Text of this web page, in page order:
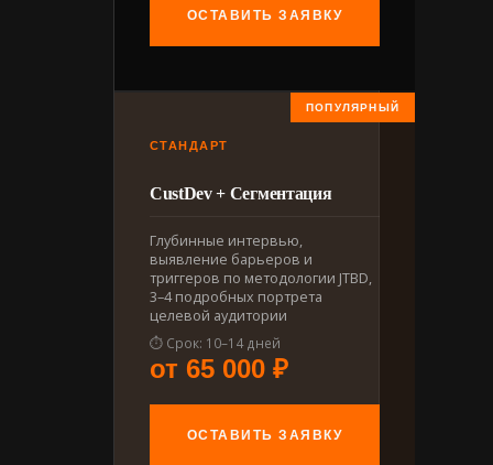
ОСТАВИТЬ ЗАЯВКУ
СТАНДАРТ
CustDev + Сегментация
Глубинные интервью,
выявление барьеров и
триггеров по методологии JTBD,
3–4 подробных портрета
целевой аудитории
⏱ Срок: 10–14 дней
от 65 000 ₽
ОСТАВИТЬ ЗАЯВКУ